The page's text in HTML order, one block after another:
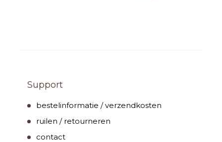
Support
bestelinformatie / verzendkosten
ruilen / retourneren
contact